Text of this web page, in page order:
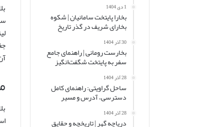
1 دی 1404
بخارا پایتخت سامانیان | شکوه
بخارای شریف در گذر تاریخ
30 آذر 1404
بخارست رومانی | راهنمای جامع
سفر به پایتخت شگفت‌انگیز
28 آذر 1404
ساحل گراویتی: راهنمای کامل
دسترسی، آدرس و مسیر
28 آذر 1404
دریاچه گهر | تاریخچه و حقایق